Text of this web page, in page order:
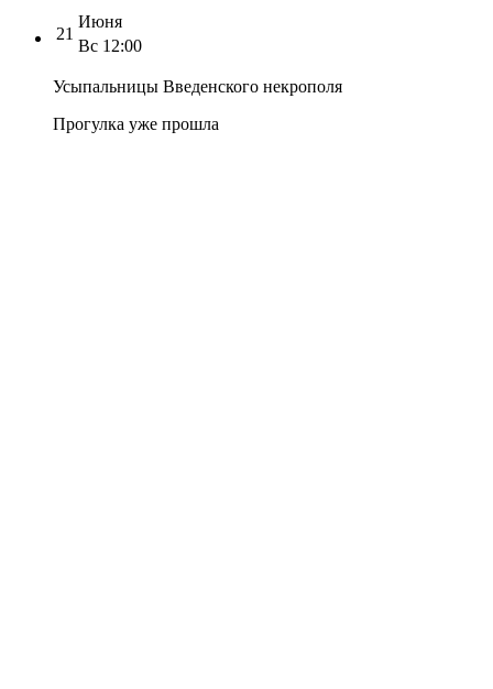
21
Июня
Вс 12:00
Усыпальницы Введенского некрополя
Прогулка уже прошла